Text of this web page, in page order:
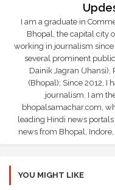
I am a graduate in
Bhopal, the capital city
working in journalism since
several prominent
Dainik Jagran (Jhansi),
(Bhopal); Since 2012, I
journalism. I am
bhopalsamachar.com,
leading Hindi news
news from Bhopal, Indore,
YOU MIGHT LIKE